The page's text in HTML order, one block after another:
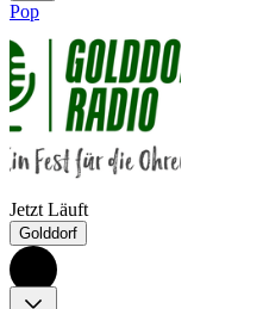
Pop
Jetzt Läuft
Golddorf